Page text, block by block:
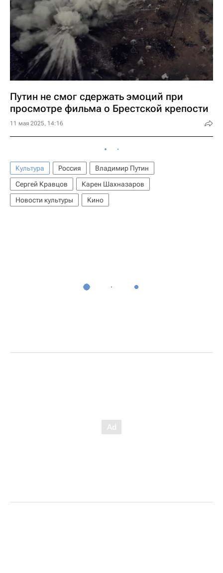
Путин не смог сдержать эмоций при
просмотре фильма о Брестской крепости
11 мая 2025, 14:16
Культура Россия
Владимир Путин
Сергей Кравцов
Карен Шахназаров
Новости культуры
Кино